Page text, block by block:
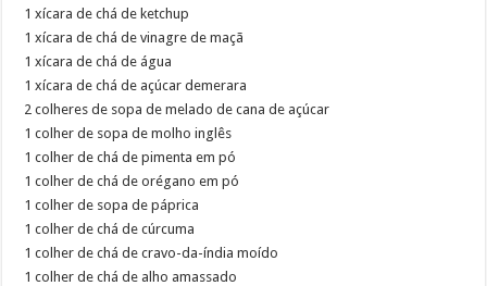
Feira de adoção Lagunitas e Amigos de São Francisco no Parque Villa-Lobos
Conselho Participativo debate zeladoria na Lapa
Prefeitura leva ações de saúde aos canteiros de obras para atrair homens aos
Saiba como realizar serviços de Creci-SP, Coren-SP e Crea-SP com auxílio do
Bibliotecas Municipais atraem mais de 1,5 milhão de visitantes com
1 xícara de chá de ketchup
1 xícara de chá de vinagre de maçã
1 xícara de chá de água
1 xícara de chá de açúcar demerara
2 colheres de sopa de melado de cana de açúcar
1 colher de sopa de molho inglês
1 colher de chá de pimenta em pó
1 colher de chá de orégano em pó
1 colher de sopa de páprica
1 colher de chá de cúrcuma
1 colher de chá de cravo-da-índia moído
1 colher de chá de alho amassado